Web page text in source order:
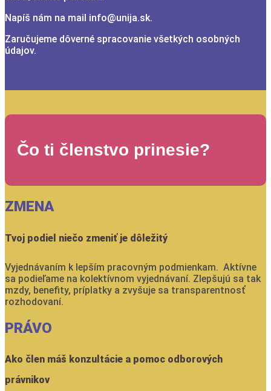
Napíš nám na mail info@unija.sk.
Zaručujeme dôverné spracovanie všetkých osobných
údajov.
Čo ti členstvo prinesie?
ZMENA
Tvoj podiel niečo zmeniť je dôležitý
Vyjednávaním k lepším pracovným podmienkam. Aktívne
sa podieľame na kolektívnom vyjednávaní. Zlepšujú sa tak
mzdy, benefity, príplatky a zvyšuje sa transparentnosť
rozhodovaní.
PRÁVO
Ako člen máš konzultácie a pomoc odborových
právnikov